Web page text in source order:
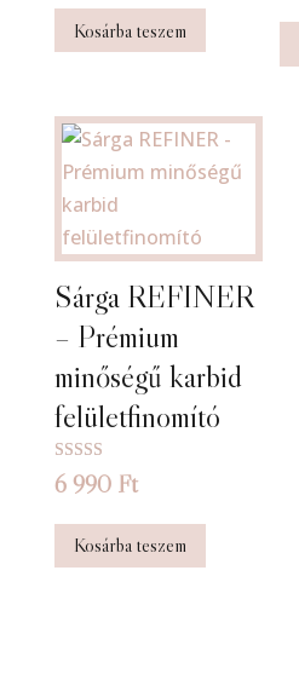
Kosárba teszem
Sárga REFINER
– Prémium
minőségű karbid
felületfinomító
Értékelés:
5.00
6 990 Ft
Kosárba teszem